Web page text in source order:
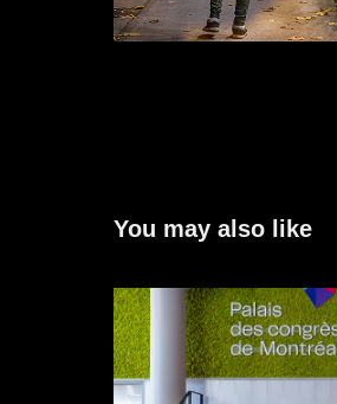
You may also like